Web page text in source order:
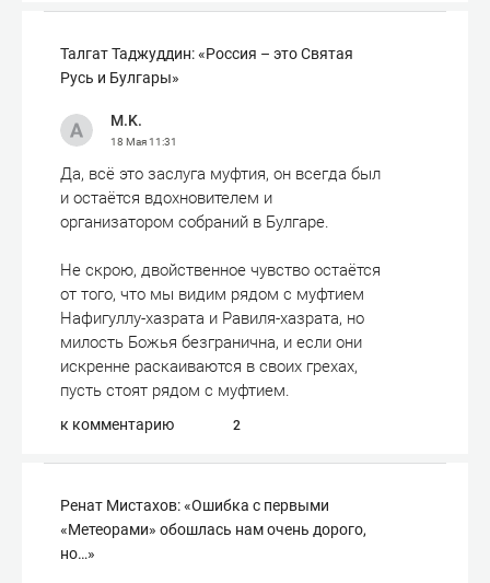
Талгат Таджуддин: «Россия – это Святая
Русь и Булгары»
M.K.
18 Мая11:31
Да, всё это заслуга муфтия, он всегда был
и остаётся вдохновителем и
организатором собраний в Булгаре.
Не скрою, двойственное чувство остаётся
от того, что мы видим рядом с муфтием
Нафигуллу-хазрата и Равиля-хазрата, но
милость Божья безгранична, и если они
искренне раскаиваются в своих грехах,
пусть стоят рядом с муфтием.
к комментарию 2
Ренат Мистахов: «Ошибка с первыми
«Метеорами» обошлась нам очень дорого,
но…»